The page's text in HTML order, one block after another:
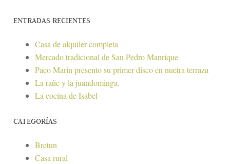
ENTRADAS RECIENTES
Casa de alquiler completa
Mercado tradicional de San Pedro Manrique
Paco Marin presento su primer disco en nuetra terraza
La rañe y la juandominga.
La cocina de Isabel
CATEGORÍAS
Bretun
Casa rural